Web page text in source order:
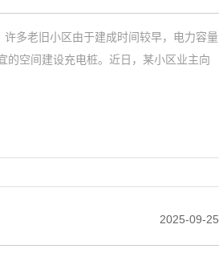
多老旧小区由于建成时间较早，电力容量
的空间建设充电桩。近日，某小区业主向
2025-09-25